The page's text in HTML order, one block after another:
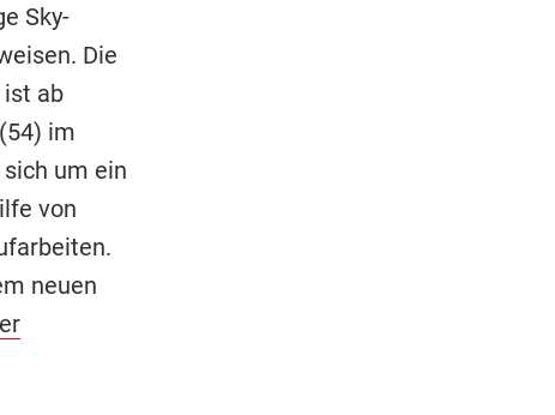
Sky-
Die
ab
im
um ein
von
neuen